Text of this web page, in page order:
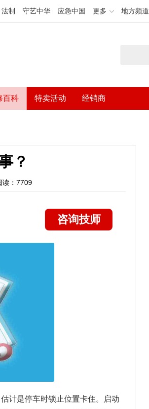
法制 守艺中华 应急中国 更多 地方频道
百科 特卖活动 经销商
？
读：7709
咨询技师
计是停车时锁止位置卡住。启动